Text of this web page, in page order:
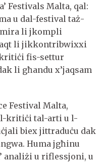
Festivals Malta, qal:
u dal-festival taż-
li jkompli
li jikkontribwixxi
fis-settur
li għandu x’jaqsam
Festival Malta,
kritiċi tal-arti u l-
biex jittraduċu dak
Huma jgħinu
analiżi u riflessjoni, u